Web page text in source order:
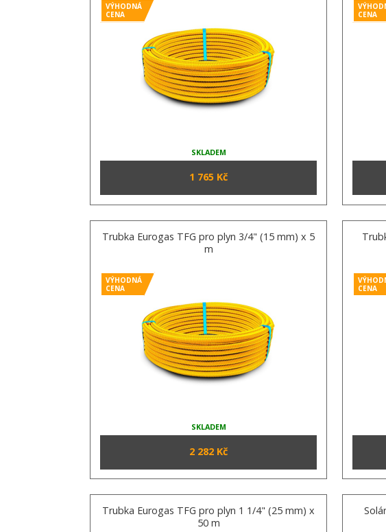
VÝHODNÁ
CENA
SKLADEM
1 765 Kč
CENA
Trubka Eurogas TFG pro plyn 3/4" (15 mm) x 5
m
VÝHODNÁ
CENA
SKLADEM
2 282 Kč
CENA
Trubka Eurogas TFG pro plyn 1 1/4" (25 mm) x
50 m